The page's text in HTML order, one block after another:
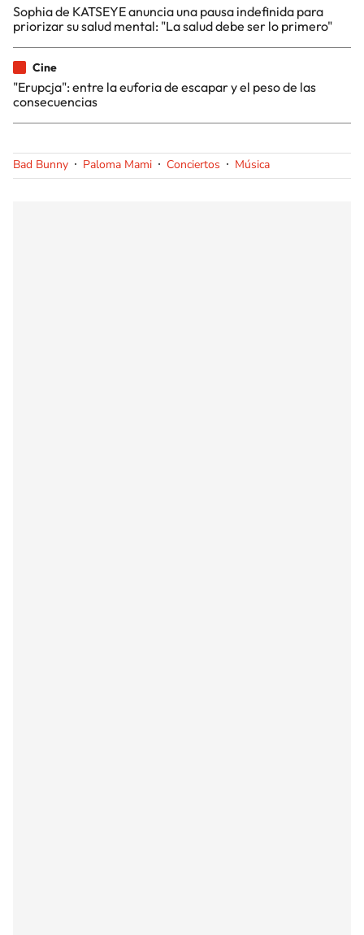
Sophia de KATSEYE anuncia una pausa indefinida para
priorizar su salud mental: "La salud debe ser lo primero"
Cine
"Erupcja": entre la euforia de escapar y el peso de las
consecuencias
Bad Bunny Paloma Mami Conciertos Música